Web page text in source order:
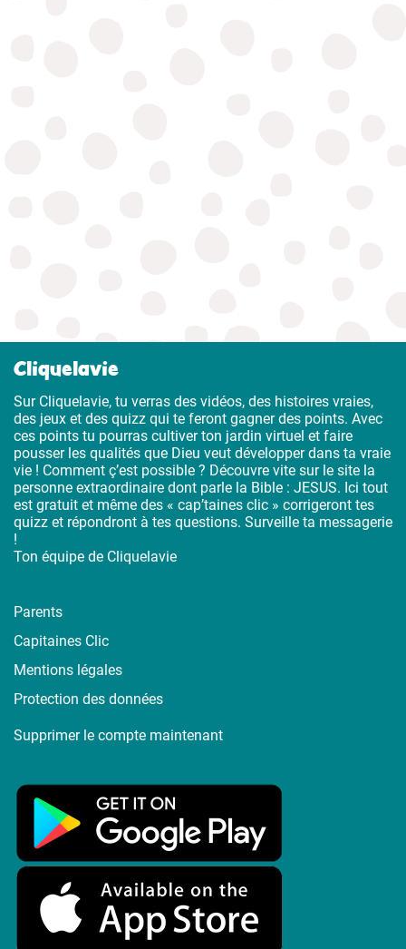
Cliquelavie
Sur Cliquelavie, tu verras des vidéos, des histoires vraies,
des jeux et des quizz qui te feront gagner des points. Avec
ces points tu pourras cultiver ton jardin virtuel et faire
pousser les qualités que Dieu veut développer dans ta vraie
vie ! Comment ç’est possible ? Découvre vite sur le site la
personne extraordinaire dont parle la Bible : JESUS. Ici tout
est gratuit et même des « cap’taines clic » corrigeront tes
quizz et répondront à tes questions. Surveille ta messagerie
!
Ton équipe de Cliquelavie
Parents
Capitaines Clic
Mentions légales
Protection des données
Supprimer le compte maintenant